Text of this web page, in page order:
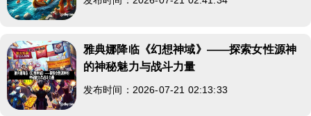
雅典娜降临《幻想神域》——探索女性源神
的神秘魅力与战斗力量
发布时间：2026-07-21 02:13:33